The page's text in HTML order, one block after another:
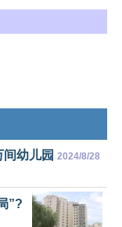
幼儿园 2024/8/28
”?